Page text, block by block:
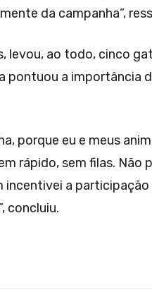
da campanha”,
levou, ao todo, cinco
pontuou a importância
porque eu e meus
rápido, sem filas. Não
a participação
concluiu.